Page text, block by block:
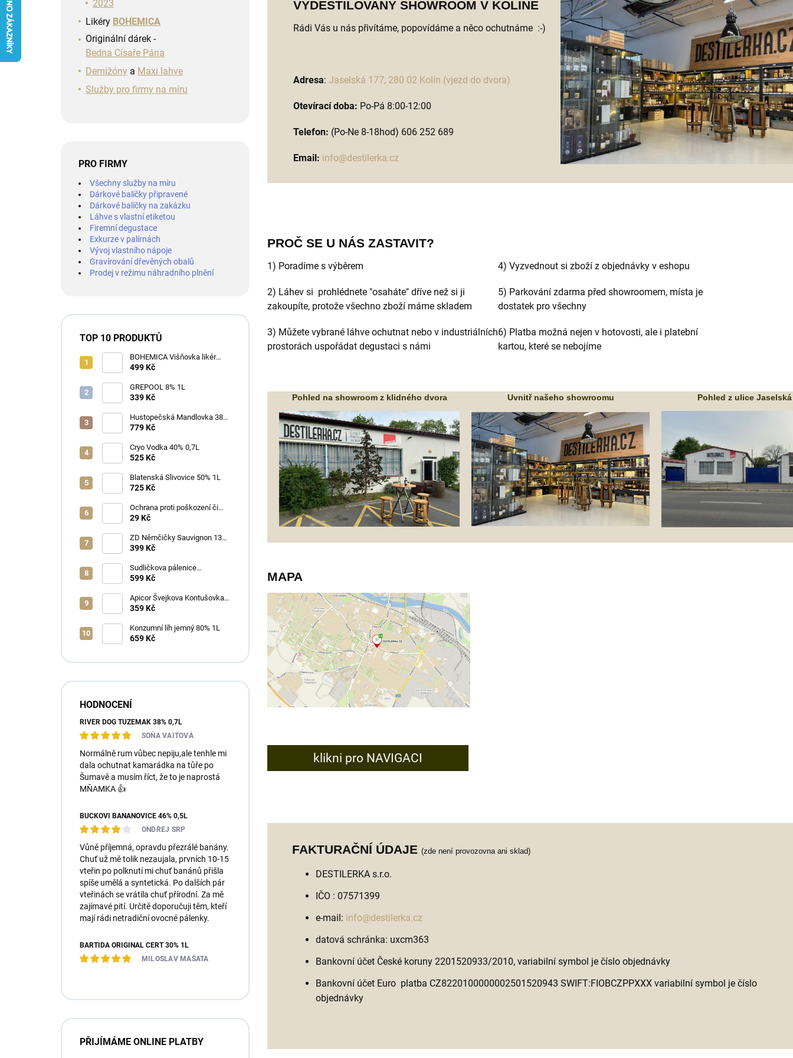
2023
Likéry BOHEMICA
Originální dárek -
Bedna Císaře Pána
Demižóny a Maxi lahve
Služby pro firmy na míru
PRO FIRMY
Všechny služby na míru
Dárkové balíčky připravené
Dárkové balíčky na zakázku
Láhve s vlastní etiketou
Firemní degustace
Exkurze v palírnách
Vývoj vlastního nápoje
Gravírování dřevěných obalů
Prodej v režimu náhradního plnění
TOP 10 PRODUKTŮ
BOHEMICA Višňovka likér
25% 0,7L
499 Kč
GREPOOL 8% 1L
339 Kč
Hustopečská Mandlovka 38%
1L
779 Kč
Cryo Vodka 40% 0,7L
525 Kč
Blatenská Slivovice 50% 1L
725 Kč
Ochrana proti poškození či
ztrátě
29 Kč
ZD Němčičky Sauvignon 13%
2025 Bag in Box 3L - suché
399 Kč
Sudličkova pálenice
Ořechovka 30% 0,7L
599 Kč
Apicor Švejkova Kontušovka
40% 0,5L
359 Kč
Konzumní líh jemný 80% 1L
659 Kč
HODNOCENÍ
RIVER DOG TUZEMÁK 38% 0,7L
SOŇA VAITOVÁ
Normálně rum vůbec nepiju,ale tenhle mi
dala ochutnat kamarádka na tůře po
Šumavě a musím říct, že to je naprostá
MŇAMKA 👍
BUČKOVI BANÁNOVICE 46% 0,5L
ONDŘEJ SRP
Vůně příjemná, opravdu přezrálé banány.
Chuť už mě tolik nezaujala, prvních 10-15
vteřin po polknutí mi chuť banánů přišla
spíše umělá a syntetická. Po dalších pár
vteřinách se vrátila chuť přírodní. Za mě
zajímavé pití. Určitě doporučuji těm, kteří
mají rádi netradiční ovocné pálenky.
BARTIDA ORIGINÁL ČERT 30% 1L
MILOSLAV MAŠATA
PŘIJÍMÁME ONLINE PLATBY
VYDESTILOVANÝ SHOWROOM V KOLÍNĚ
Rádi Vás u nás přivítáme, popovídáme a něco ochutnáme :-)
Adresa: Jaselská 177, 280 02 Kolín (vjezd do dvora)
Otevírací doba: Po-Pá 8:00-12:00
Telefon: (Po-Ne 8-18hod) 606 252 689
Email: info@destilerka.cz
PROČ SE U NÁS ZASTAVIT?
1) Poradíme s výběrem 4) Vyzvednout si zboží z objednávky v eshopu
2) Láhev si prohlédnete "osaháte" dříve než si ji
zakoupíte, protože všechno zboží máme skladem
5) Parkování zdarma před showroomem, místa je
dostatek pro všechny
3) Můžete vybrané láhve ochutnat nebo v industriálních
prostorách uspořádat degustaci s námi
6) Platba možná nejen v hotovosti, ale i platební
kartou, které se nebojíme
Pohled na showroom z klidného dvora Uvnitř našeho showroomu Pohled z ulice Jaselská
MAPA
klikni pro NAVIGACI
FAKTURAČNÍ ÚDAJE (zde není provozovna ani sklad)
DESTILERKA s.r.o.
IČO : 07571399
e-mail: info@destilerka.cz
datová schránka: uxcm363
Bankovní účet České koruny 2201520933/2010, variabilní symbol je číslo objednávky
Bankovní účet Euro platba CZ8220100000002501520943 SWIFT:FIOBCZPPXXX variabilní symbol je číslo
objednávky